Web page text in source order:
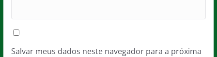
Salvar meus dados neste navegador para a próxima